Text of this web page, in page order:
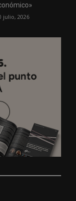
julio, 2026